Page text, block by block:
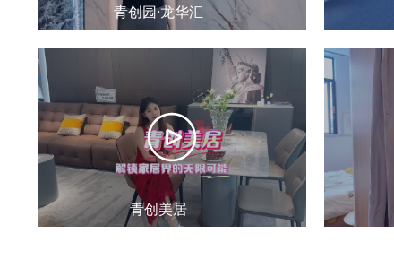
青创园·龙华汇
青创美居